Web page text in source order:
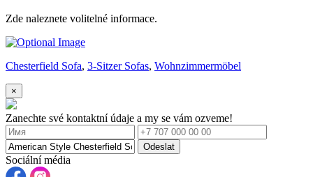
Zde naleznete volitelné informace.
Chesterfield Sofa, 3-Sitzer Sofas, Wohnzimmermöbel
×
Zanechte své kontaktní údaje a my se vám ozveme!
Odeslat
Sociální média